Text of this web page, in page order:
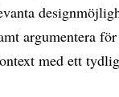
argumentera
med ett